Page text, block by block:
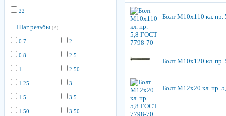
22
Шаг резьбы (P)
0.7
0.8
1
1.25
1.5
1.50
2
2.5
2.50
3
3.5
3.50
Болт М10х110 кл.
Болт М10х120 кл.
Болт М12х20 кл. пр.